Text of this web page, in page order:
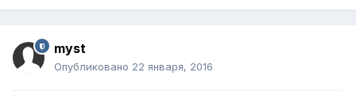
myst
Опубликовано 22 января, 2016